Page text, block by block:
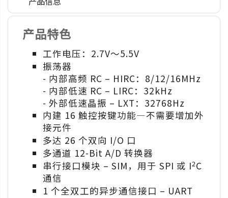
产品特色
工作电压：2.7V～5.5V
振荡器
- 内部高频 RC – HIRC：8/12/16MHz
- 内部低速 RC – LIRC：32kHz
- 外部低速晶振 – LXT：32768Hz
内建 16 触控按键功能—不需要增加外
接元件
多达 26 个双向 I/O 口
多通道 12-Bit A/D 转换器
串行接口模块 – SIM，用于 SPI 或 I2C
通信
1 个全双工的异步通信接口 – UART